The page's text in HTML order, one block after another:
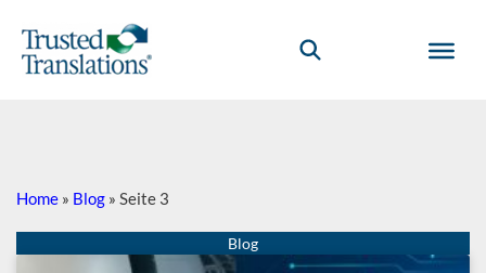
Home » Blog » Seite 3
SeiteSeiteSeite